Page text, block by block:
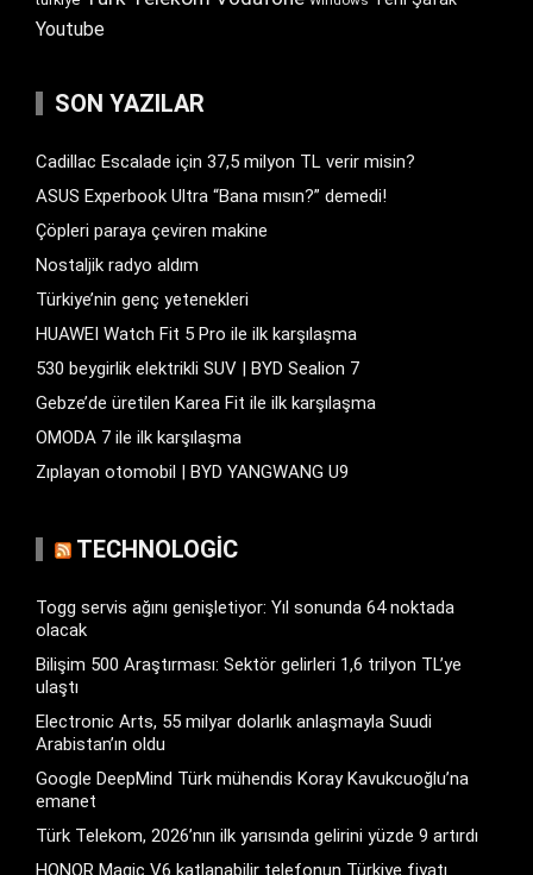
Youtube
SON YAZILAR
Cadillac Escalade için 37,5 milyon TL verir misin?
ASUS Experbook Ultra “Bana mısın?” demedi!
Çöpleri paraya çeviren makine
Nostaljik radyo aldım
Türkiye’nin genç yetenekleri
HUAWEI Watch Fit 5 Pro ile ilk karşılaşma
530 beygirlik elektrikli SUV | BYD Sealion 7
Gebze’de üretilen Karea Fit ile ilk karşılaşma
OMODA 7 ile ilk karşılaşma
Zıplayan otomobil | BYD YANGWANG U9
TECHNOLOGIC
Togg servis ağını genişletiyor: Yıl sonunda 64 noktada
olacak
Bilişim 500 Araştırması: Sektör gelirleri 1,6 trilyon TL’ye
ulaştı
Electronic Arts, 55 milyar dolarlık anlaşmayla Suudi
Arabistan’ın oldu
Google DeepMind Türk mühendis Koray Kavukcuoğlu’na
emanet
Türk Telekom, 2026’nın ilk yarısında gelirini yüzde 9 artırdı
HONOR Magic V6 katlanabilir telefonun Türkiye fiyatı